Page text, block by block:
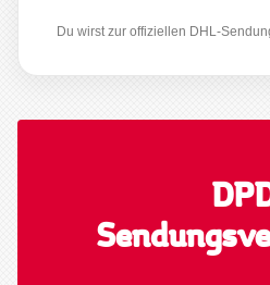
Du wirst zur offiziellen DHL-